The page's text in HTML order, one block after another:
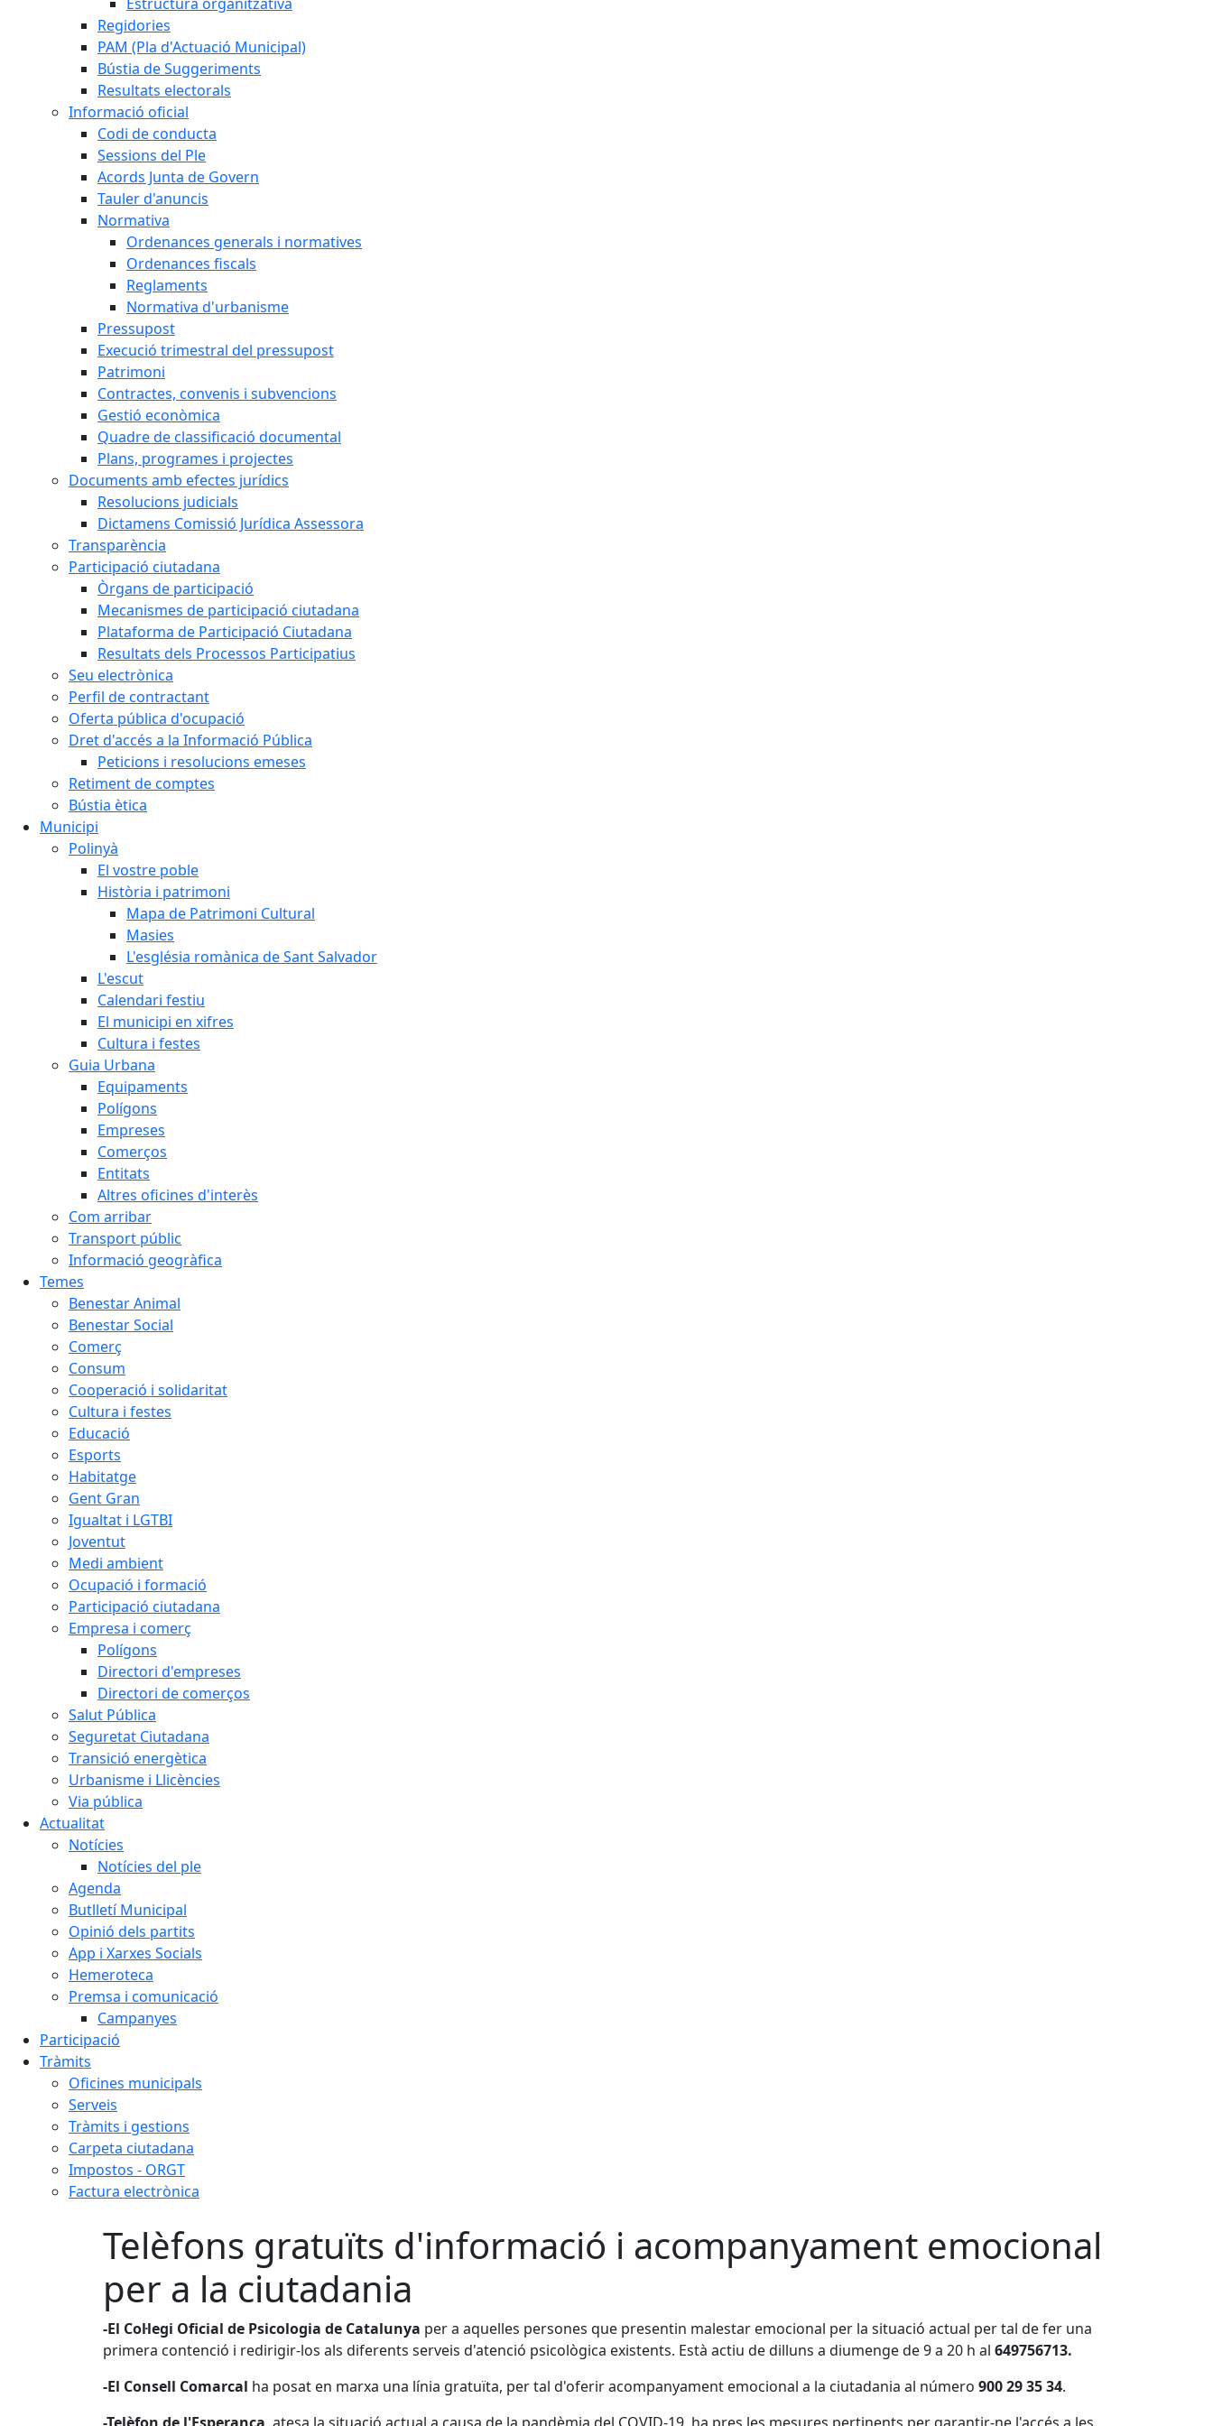
Regidories
PAM (Pla d'Actuació Municipal)
Bústia de Suggeriments
Resultats electorals
Informació oficial
Codi de conducta
Sessions del Ple
Acords Junta de Govern
Tauler d'anuncis
Normativa
Ordenances generals i normatives
Ordenances fiscals
Reglaments
Normativa d'urbanisme
Pressupost
Execució trimestral del pressupost
Patrimoni
Contractes, convenis i subvencions
Gestió econòmica
Quadre de classificació documental
Plans, programes i projectes
Documents amb efectes jurídics
Resolucions judicials
Dictamens Comissió Jurídica Assessora
Transparència
Participació ciutadana
Òrgans de participació
Mecanismes de participació ciutadana
Plataforma de Participació Ciutadana
Resultats dels Processos Participatius
Seu electrònica
Perfil de contractant
Oferta pública d'ocupació
Dret d'accés a la Informació Pública
Peticions i resolucions emeses
Retiment de comptes
Bústia ètica
Municipi
Polinyà
El vostre poble
Història i patrimoni
Mapa de Patrimoni Cultural
Masies
L'església romànica de Sant Salvador
L'escut
Calendari festiu
El municipi en xifres
Cultura i festes
Guia Urbana
Equipaments
Polígons
Empreses
Comerços
Entitats
Altres oficines d'interès
Com arribar
Transport públic
Informació geogràfica
Temes
Benestar Animal
Benestar Social
Comerç
Consum
Cooperació i solidaritat
Cultura i festes
Educació
Esports
Habitatge
Gent Gran
Igualtat i LGTBI
Joventut
Medi ambient
Ocupació i formació
Participació ciutadana
Empresa i comerç
Polígons
Directori d'empreses
Directori de comerços
Salut Pública
Seguretat Ciutadana
Transició energètica
Urbanisme i Llicències
Via pública
Actualitat
Notícies
Notícies del ple
Agenda
Butlletí Municipal
Opinió dels partits
App i Xarxes Socials
Hemeroteca
Premsa i comunicació
Campanyes
Participació
Tràmits
Oficines municipals
Serveis
Tràmits i gestions
Carpeta ciutadana
Impostos - ORGT
Factura electrònica
Telèfons gratuïts d'informació i acompanyament emocional
per a la ciutadania
-El Col·legi Oficial de Psicologia de Catalunya per a aquelles persones que presentin malestar emocional per la situació actual per tal de fer una
primera contenció i redirigir-los als diferents serveis d'atenció psicològica existents. Està actiu de dilluns a diumenge de 9 a 20 h al 649756713.
-El Consell Comarcal ha posat en marxa una línia gratuïta, per tal d'oferir acompanyament emocional a la ciutadania al número 900 29 35 34.